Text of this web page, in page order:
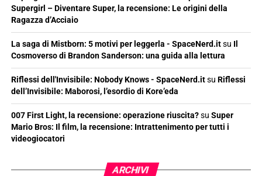
Supergirl – Diventare Super, la recensione: Le origini della
Ragazza d’Acciaio
La saga di Mistborn: 5 motivi per leggerla - SpaceNerd.itsu Il
Cosmoverso di Brandon Sanderson: una guida alla lettura
Riflessi dell'Invisibile: Nobody Knows - SpaceNerd.itsu Riflessi
dell’Invisibile: Maborosi, l’esordio di Kore’eda
007 First Light, la recensione: operazione riuscita?su Super
Mario Bros: Il film, la recensione: Intrattenimento per tutti i
videogiocatori
ARCHIVI